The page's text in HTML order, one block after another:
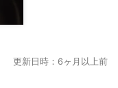
更新日時：6ヶ月以上前